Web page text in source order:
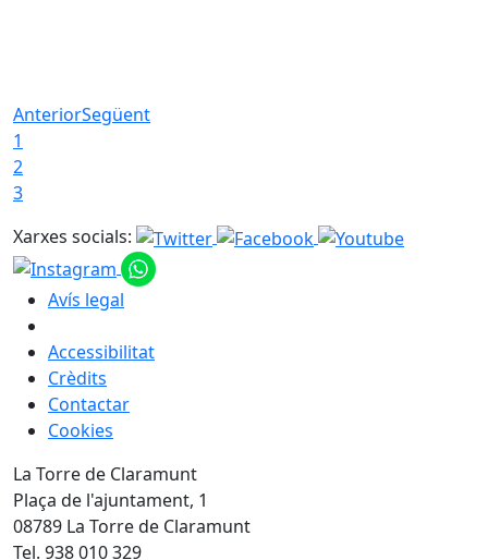
AnteriorSegüent
1
2
3
Xarxes socials:
Avís legal
Accessibilitat
Crèdits
Contactar
Cookies
La Torre de Claramunt
Plaça de l'ajuntament, 1
08789 La Torre de Claramunt
Tel. 938 010 329